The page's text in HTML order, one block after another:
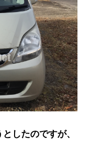
したのですが、